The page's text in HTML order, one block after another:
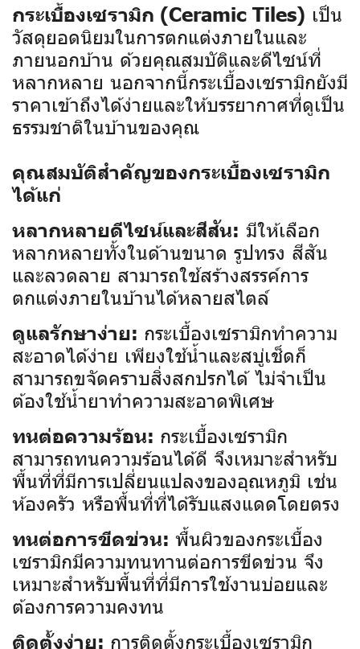
กระเบื้องเซรามิก (Ceramic Tiles) เป็น
วัสดุยอดนิยมในการตกแต่งภายในและ
ภายนอกบ้าน ด้วยคุณสมบัติและดีไซน์ที่
หลากหลาย นอกจากนี้กระเบื้องเซรามิกยังมี
ราคาเข้าถึงได้ง่ายและให้บรรยากาศที่ดูเป็น
ธรรมชาติในบ้านของคุณ
คุณสมบัติสำคัญของกระเบื้องเซรามิก
ได้แก่
หลากหลายดีไซน์และสีสัน: มีให้เลือก
หลากหลายทั้งในด้านขนาด รูปทรง สีสัน
และลวดลาย สามารถใช้สร้างสรรค์การ
ตกแต่งภายในบ้านได้หลายสไตล์
ดูแลรักษาง่าย: กระเบื้องเซรามิกทำความ
สะอาดได้ง่าย เพียงใช้น้ำและสบู่เช็ดก็
สามารถขจัดคราบสิ่งสกปรกได้ ไม่จำเป็น
ต้องใช้น้ำยาทำความสะอาดพิเศษ
ทนต่อความร้อน: กระเบื้องเซรามิก
สามารถทนความร้อนได้ดี จึงเหมาะสำหรับ
พื้นที่ที่มีการเปลี่ยนแปลงของอุณหภูมิ เช่น
ห้องครัว หรือพื้นที่ที่ได้รับแสงแดดโดยตรง
ทนต่อการขีดข่วน: พื้นผิวของกระเบื้อง
เซรามิกมีความทนทานต่อการขีดข่วน จึง
เหมาะสำหรับพื้นที่ที่มีการใช้งานบ่อยและ
ต้องการความคงทน
ติดตั้งง่าย: การติดตั้งกระเบื้องเซรามิก